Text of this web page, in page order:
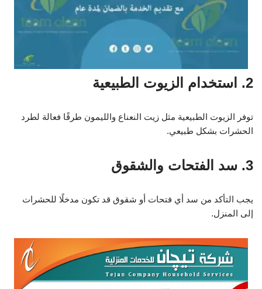
2. استخدام الزيوت الطبيعية
توفر الزيوت الطبيعية مثل زيت النعناع والليمون طرقًا فعالة لطرد
الحشرات بشكل طبيعي.
3. سد الفتحات والشقوق
يجب التأكد من سد أي فتحات أو شقوق قد تكون مدخلًا للحشرات
إلى المنزل.